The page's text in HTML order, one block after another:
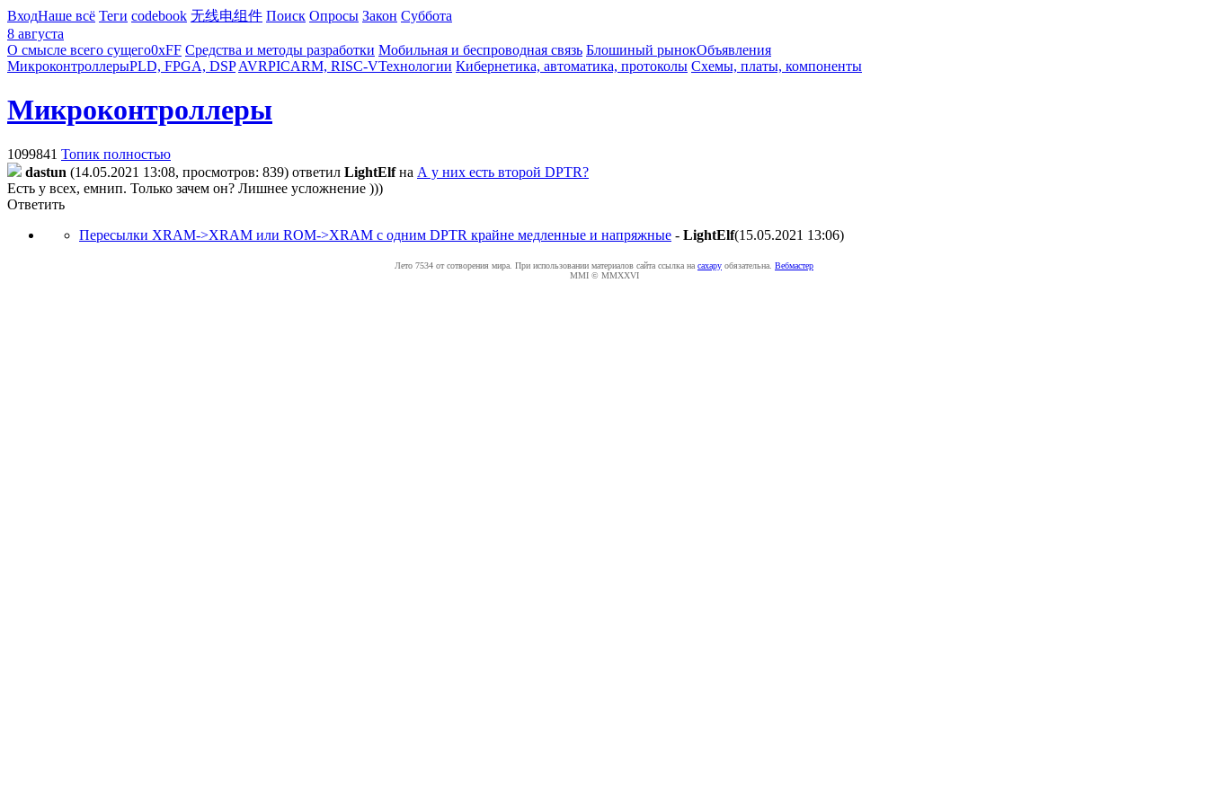
ВходНаше всё Теги codebook 无线电组件 Поиск Опросы Закон Суббота
8 августа
О смысле всего сущего0xFF Средства и методы разработки Мобильная и беспроводная связь Блошиный рынокОбъявления
МикроконтроллерыPLD, FPGA, DSP AVRPICARM, RISC-VТехнологии Кибернетика, автоматика, протоколы Схемы, платы, компоненты
Микроконтроллеры
1099841 Топик полностью
dastun (14.05.2021 13:08, просмотров: 839) ответил LightElfна А у них есть второй DPTR?
Есть у всех, емнип. Только зачем он? Лишнее усложнение )))
Ответить
Пересылки XRAM->XRAM или ROM->XRAM с одним DPTR крайне медленные и напряжные - LightElf(15.05.2021 13:06)
Лето 7534 от сотворения мира. При использовании материалов сайта ссылка на caxapу обязательна. Вебмастер
MMI © MMXXVI